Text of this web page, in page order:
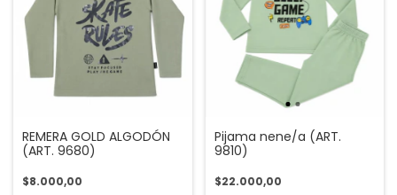
REMERA GOLD ALGODÓN
(ART. 9680)
$8.000,00
Pijama nene/a (ART.
9810)
$22.000,00